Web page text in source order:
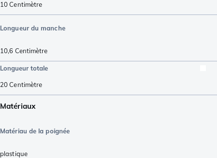
10Centimètre
Longueur du manche
10,6 Centimètre
Longueur totale
20Centimètre
Matériaux
Matériau de la poignée
plastique